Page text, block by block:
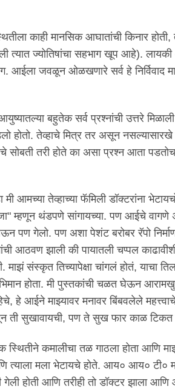
काही मानसिक आघातांची किनार
त्यात ज्योतिषांचा सहभाग खूप आहे).
आईला जवळून ओळखणारे सर्व हे
बहुतेक सर्व प्रश्नांची उत्तरे
होतो. तेव्हाचे मित्र तर असून
सोबती तरी होते का असा प्रश्न आता
मी आमच्या तेव्हाच्या फॅमिली डॉक्टरांना
म्हणून थंडपणे सांगायच्या. पण आईचे वागणे
पण गेलो. पण अशा पेशंट बरोबर रॅपो
आठवण झाली की पायातली चप्पल
संस्कृत तिच्यापेक्षा चांगलं होतं, याचा
होता. मी पुस्तकांची चळत घेऊन
हे आईने माझ्यावर मनावर बिंबवलेले
ती सुखावायची, पण ते सुख फार काळ
कमालीचा तळ गाठला होता आणि
मला भेटायचे होते. आय० आय० टी०
गेली होती आणि तरीही तो डॉक्टर झाला